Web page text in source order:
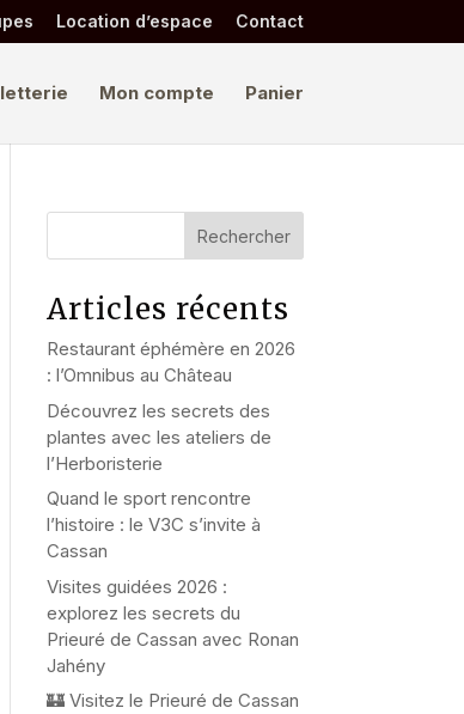
Location d’espace Contact
Mon compte Panier
Rechercher
Articles récents
Restaurant éphémère en 2026
: l’Omnibus au Château
Découvrez les secrets des
plantes avec les ateliers de
l’Herboristerie
Quand le sport rencontre
l’histoire : le V3C s’invite à
Cassan
Visites guidées 2026 :
explorez les secrets du
Prieuré de Cassan avec Ronan
Jahény
🏰 Visitez le Prieuré de Cassan